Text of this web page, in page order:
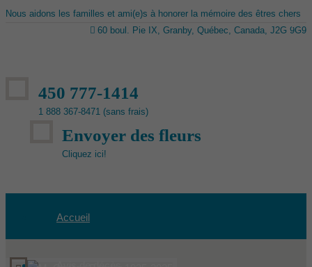
Nous aidons les familles et ami(e)s à honorer la mémoire des êtres chers
60 boul. Pie IX, Granby, Québec, Canada, J2G 9G9
450 777-1414
1 888 367-8471 (sans frais)
Envoyer des fleurs
Cliquez ici!
Accueil